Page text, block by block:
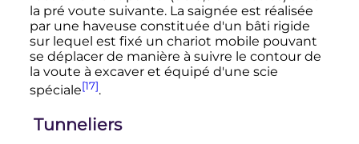
la pré voute suivante. La saignée est réalisée
par une haveuse constituée d'un bâti rigide
sur lequel est fixé un chariot mobile pouvant
se déplacer de manière à suivre le contour de
la voute à excaver et équipé d'une scie
spéciale[17].
Tunneliers